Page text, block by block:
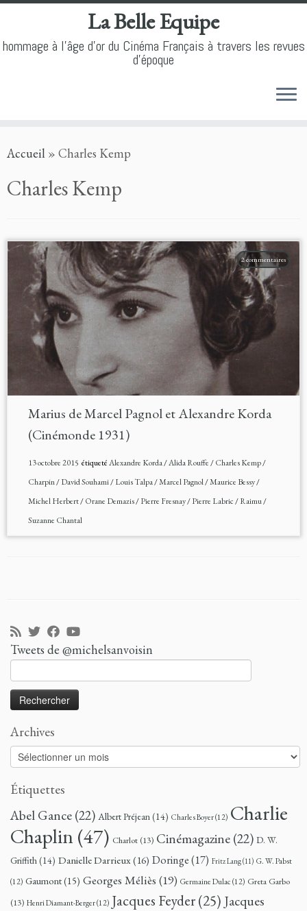
to
La Belle Equipe
hommage à l'âge d'or du Cinéma Français à travers les revues
d'époque
Accueil » Charles Kemp
Charles Kemp
2 commentaires
Marius de Marcel Pagnol et Alexandre Korda
(Cinémonde 1931)
13 octobre 2015 étiquetéAlexandre Korda/Alida Rouffe/Charles Kemp/
Charpin/David Souhami/Louis Talpa/Marcel Pagnol/Maurice Bessy/
Michel Herbert/Orane Demazis/Pierre Fresnay/Pierre Labric/Raimu/
Suzanne Chantal
Tweets de @michelsanvoisin
Archives
Archives
Étiquettes
Abel Gance(22) Albert Préjean(14) Charles Boyer(12) Charlie
Chaplin(47) Charlot (13) Cinémagazine(22) D. W.
Griffith(14) Danielle Darrieux(16) Doringe(17) Fritz Lang(11) G. W. Pabst
(12) Gaumont(15) Georges Méliès (19) Germaine Dulac (12) Greta Garbo
(13) Henri Diamant-Berger(12) Jacques Feyder(25) Jacques